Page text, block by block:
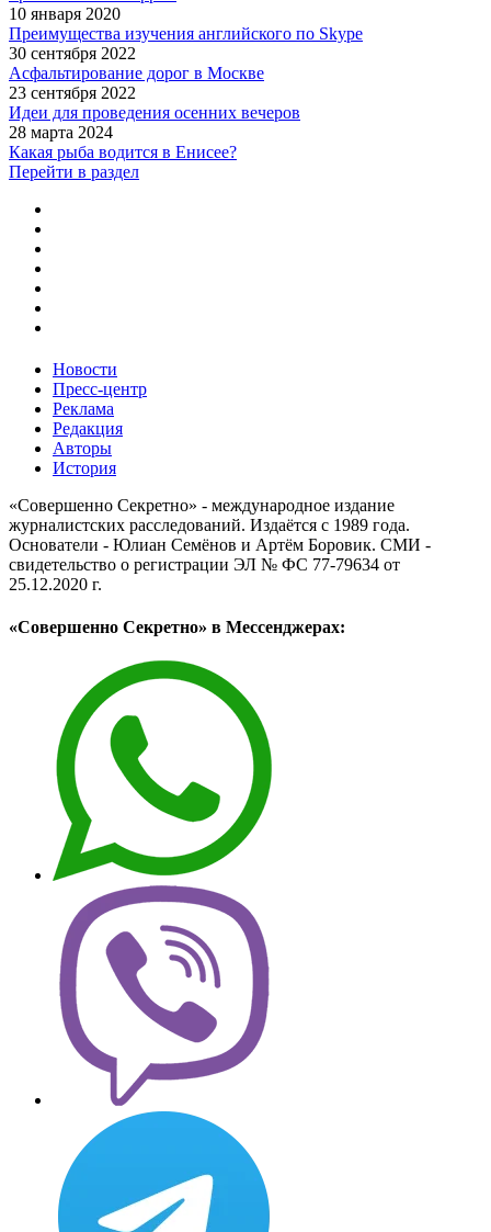
10 января 2020
Преимущества изучения английского по Skype
30 сентября 2022
Асфальтирование дорог в Москве
23 сентября 2022
Идеи для проведения осенних вечеров
28 марта 2024
Какая рыба водится в Енисее?
Перейти в раздел
Новости
Пресс-центр
Реклама
Редакция
Авторы
История
«Совершенно Секретно» - международное издание
журналистских расследований. Издаётся с 1989 года.
Основатели - Юлиан Семёнов и Артём Боровик. CМИ -
свидетельство о регистрации ЭЛ № ФС 77-79634 от
25.12.2020 г.
«Совершенно Секретно» в Мессенджерах: